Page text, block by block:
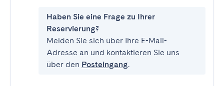
Haben Sie eine Frage zu Ihrer
Reservierung?
Melden Sie sich über Ihre E-Mail-
Adresse an und kontaktieren Sie uns
über den Posteingang.